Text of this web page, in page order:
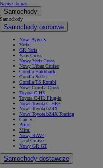
Napisz do nas
Samochody
Samochody
Samochody osobowe
Nowe Aygo X
Yaris
GR Yaris
Yaris Cross
Nowy Yaris Cross
Nowy Urban Cruiser
Corolla Hatchback
Corolla Sedan
Corolla TS Kombi
Nowa Corolla Cross
Toyota C-HR
Toyota C-HR Plug-in
Nowa Toyota C-HR+
Nowa Toyota bZ4X
Nowa Toyota bZ4X Touring
Camry
Prius
Mirai
Nowy RAV4
Land Cruiser
Nowy GR GT
Samochody dostawcze